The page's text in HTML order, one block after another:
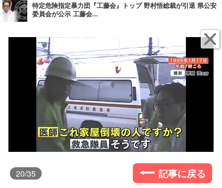
特定危険指定暴力団『工藤会』トップ 野村悟総裁が引退 県公安
委員会が公示 工藤会...
20/35 記事に戻る